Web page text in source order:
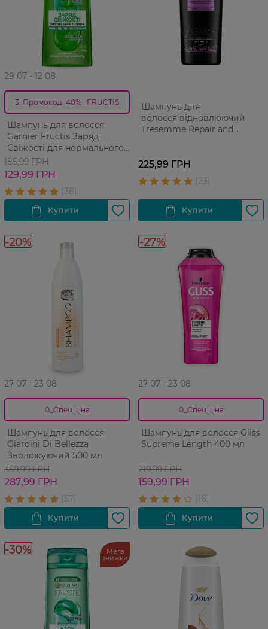
29 07 - 12 08
3_Промокод_40%_ FRUCTIS
Шампунь для волосся
Garnier Fructis Заряд
Свіжості для нормального
волосся схильного до
жирності 400 мл
185,99 ГРН
129,99 ГРН
Шампунь для
волосся відновлюючий
Tresemme Repair and
225,99 ГРН
-20%
27 07 - 23 08
0_Спец.ціна
Шампунь для волосся
Giardini Di Bellezza
Зволожуючий 500 мл
359,99 ГРН
287,99 ГРН
-27%
27 07 - 23 08
0_Спец.ціна
Шампунь для волосся Gliss
Supreme Length 400 мл
219,99 ГРН
159,99 ГРН
-30% Мега
знижки